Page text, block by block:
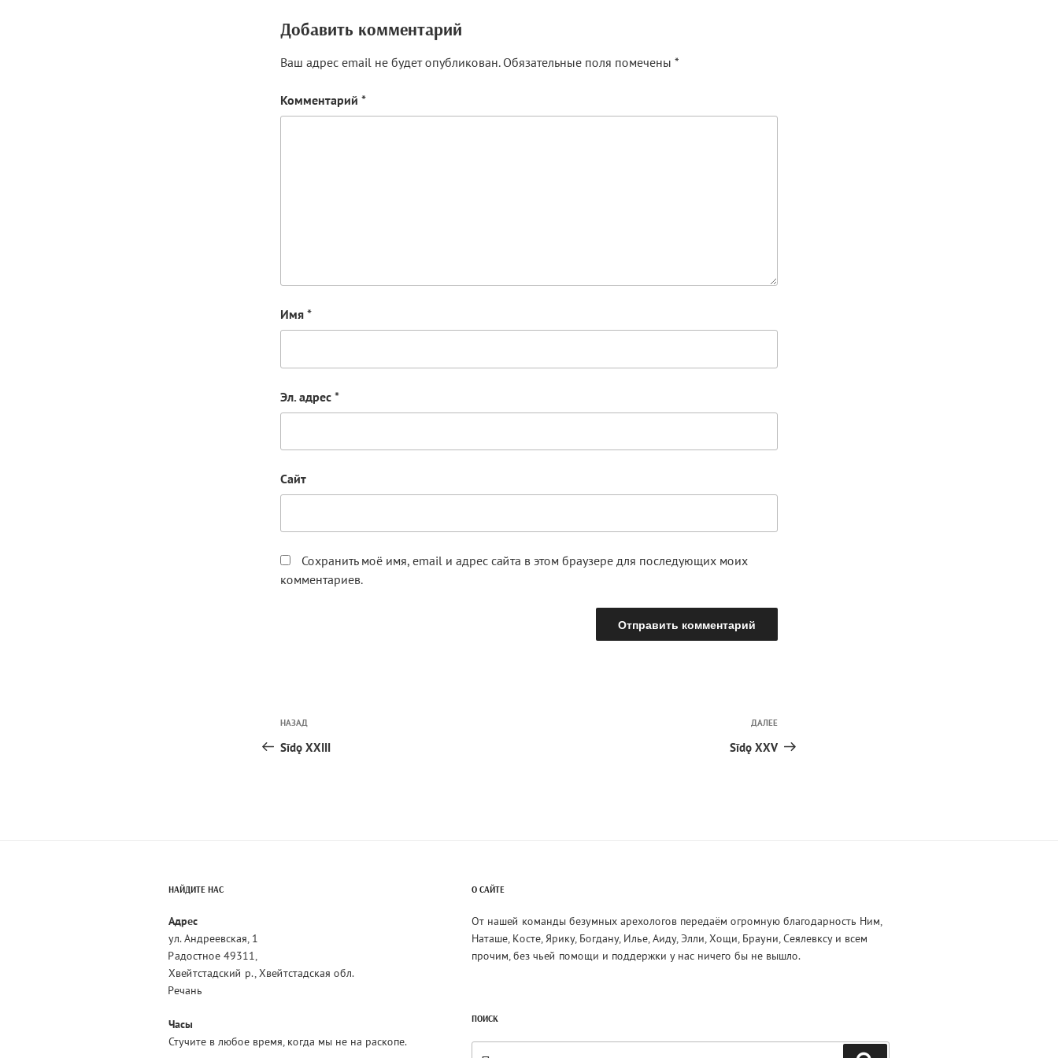
Добавить комментарий
Ваш адрес email не будет опубликован. Обязательные поля помечены *
Комментарий *
Имя *
Эл. адрес *
Сайт
Сохранить моё имя, email и адрес сайта в этом браузере для последующих моих
комментариев.
Навигация
по
Предыдущая
запись:
НАЗАД
Sīdǫ XXIII
Следующая
запись
ДАЛЕЕ
Sīdǫ XXV
НАЙДИТЕ НАС
Адрес
ул. Андреевская, 1
Радостное 49311,
Хвейтстадский р., Хвейтстадская обл.
Речань
Часы
Стучите в любое время, когда мы не на раскопе.
О САЙТЕ
От нашей команды безумных арехологов передаём огромную благодарность Ним,
Наташе, Косте, Ярику, Богдану, Илье, Аиду, Элли, Хощи, Брауни, Сеялевксу и всем
прочим, без чьей помощи и поддержки у нас ничего бы не вышло.
ПОИСК